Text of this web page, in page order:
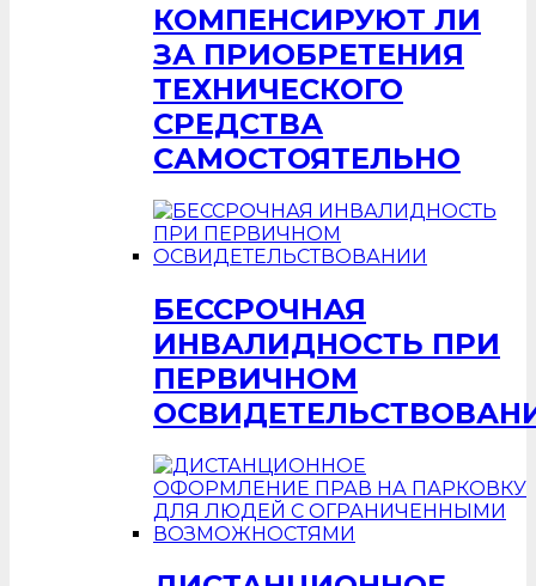
КОМПЕНСИРУЮТ ЛИ
ЗА ПРИОБРЕТЕНИЯ
ТЕХНИЧЕСКОГО
СРЕДСТВА
САМОСТОЯТЕЛЬНО
БЕССРОЧНАЯ
ИНВАЛИДНОСТЬ ПРИ
ПЕРВИЧНОМ